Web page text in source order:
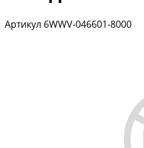
Артикул 6WWV-046601-8000